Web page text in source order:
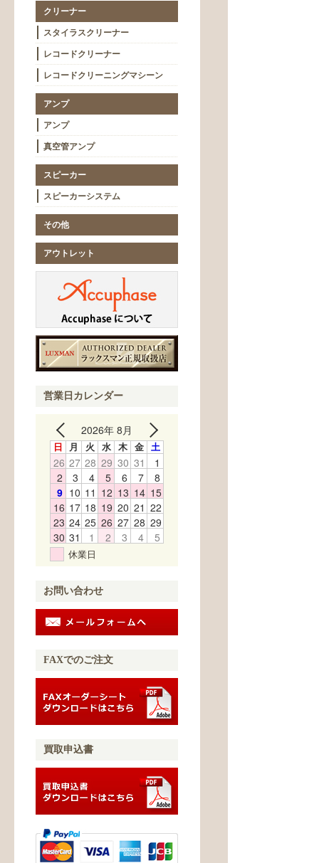
クリーナー
スタイラスクリーナー
レコードクリーナー
レコードクリーニングマシーン
アンプ
アンプ
真空管アンプ
スピーカー
スピーカーシステム
その他
アウトレット
営業日カレンダー
2026年 8月
日 月 火 水 木 金 土
26 27 28 29 30 31
1
2
3 4 5 6 7
8
9 10 11 12 13 14 15
16 17 18 19 20 21 22
23 24 25 26 27 28 29
30 31 1 2 3 4 5
休業日
お問い合わせ
FAXでのご注文
買取申込書